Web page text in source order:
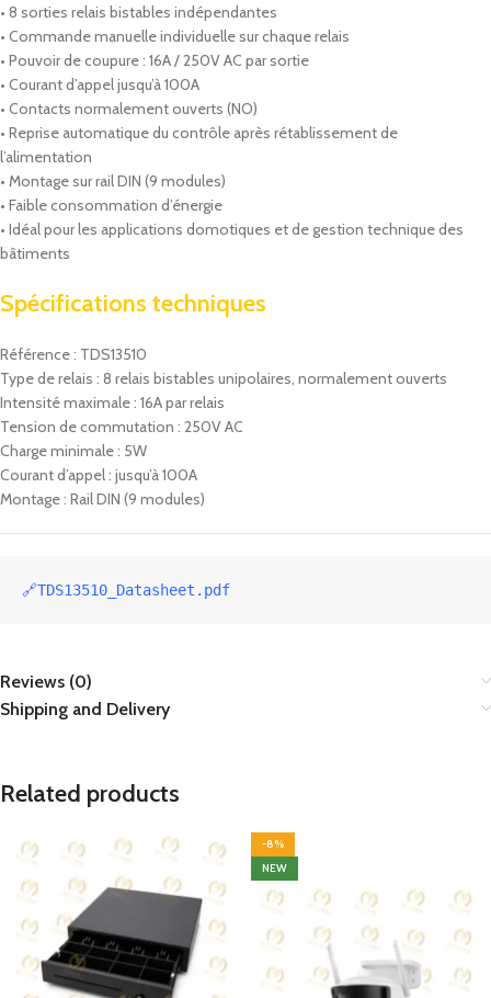
• 8 sorties relais bistables indépendantes
• Commande manuelle individuelle sur chaque relais
• Pouvoir de coupure : 16A / 250V AC par sortie
• Courant d’appel jusqu’à 100A
• Contacts normalement ouverts (NO)
• Reprise automatique du contrôle après rétablissement de
l’alimentation
• Montage sur rail DIN (9 modules)
• Faible consommation d’énergie
• Idéal pour les applications domotiques et de gestion technique des
bâtiments
Spécifications techniques
Référence : TDS13510
Type de relais : 8 relais bistables unipolaires, normalement ouverts
Intensité maximale : 16A par relais
Tension de commutation : 250V AC
Charge minimale : 5W
Courant d’appel : jusqu’à 100A
Montage : Rail DIN (9 modules)
🔗TDS13510_Datasheet.pdf
Reviews (0)
Shipping and Delivery
Related products
-8%
NEW